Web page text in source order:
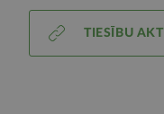
TIESĪBU AKTI